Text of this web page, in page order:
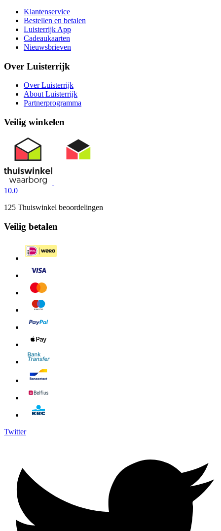
Klantenservice
Bestellen en betalen
Luisterrijk App
Cadeaukaarten
Nieuwsbrieven
Over Luisterrijk
Over Luisterrijk
About Luisterrijk
Partnerprogramma
Veilig winkelen
10.0
125 Thuiswinkel beoordelingen
Veilig betalen
Twitter